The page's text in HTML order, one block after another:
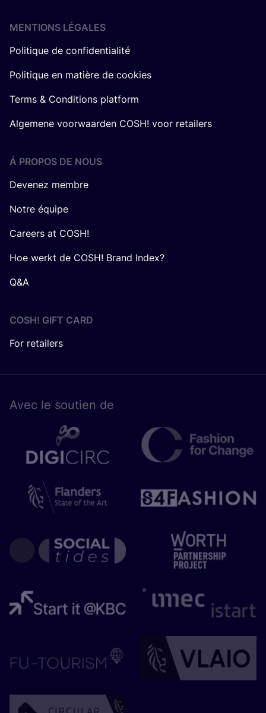
MENTIONS LÉGALES
Politique de confidentialité
Politique en matière de cookies
Terms & Conditions platform
Algemene voorwaarden COSH! voor retailers
Á PROPOS DE NOUS
Devenez membre
Notre équipe
Careers at COSH!
Hoe werkt de COSH! Brand Index?
Q&A
COSH! GIFT CARD
For retailers
Avec le sou­tien de